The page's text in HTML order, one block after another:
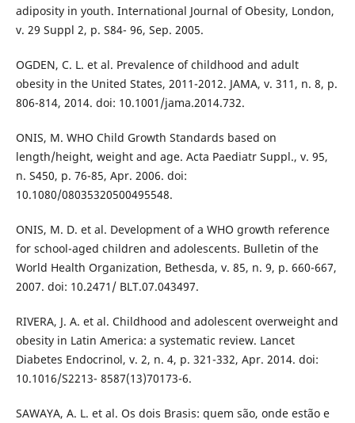
adiposity in youth. International Journal of Obesity, London,
v. 29 Suppl 2, p. S84- 96, Sep. 2005.
OGDEN, C. L. et al. Prevalence of childhood and adult
obesity in the United States, 2011-2012. JAMA, v. 311, n. 8, p.
806-814, 2014. doi: 10.1001/jama.2014.732.
ONIS, M. WHO Child Growth Standards based on
length/height, weight and age. Acta Paediatr Suppl., v. 95,
n. S450, p. 76-85, Apr. 2006. doi:
10.1080/08035320500495548.
ONIS, M. D. et al. Development of a WHO growth reference
for school-aged children and adolescents. Bulletin of the
World Health Organization, Bethesda, v. 85, n. 9, p. 660-667,
2007. doi: 10.2471/ BLT.07.043497.
RIVERA, J. A. et al. Childhood and adolescent overweight and
obesity in Latin America: a systematic review. Lancet
Diabetes Endocrinol, v. 2, n. 4, p. 321-332, Apr. 2014. doi:
10.1016/S2213- 8587(13)70173-6.
SAWAYA, A. L. et al. Os dois Brasis: quem são, onde estão e